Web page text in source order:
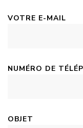
VOTRE E-MAIL
NUMÉRO DE
OBJET